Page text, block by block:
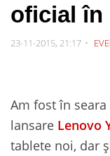
oficial în
23-11-2015, 21:17
Am fost în
lansare Lenovo
tablete noi, dar